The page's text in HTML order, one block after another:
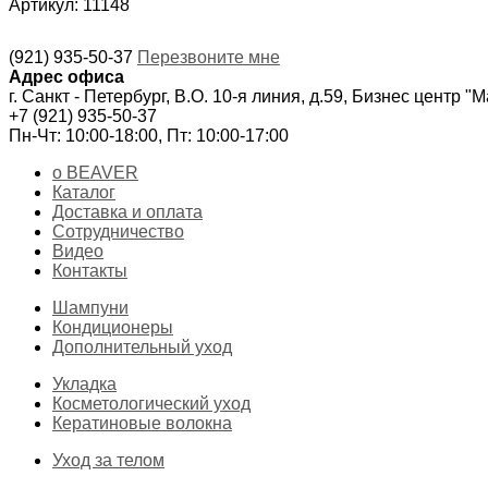
Артикул: 11148
(921) 935-50-37 Перезвоните мне
Адрес офиса
г. Санкт - Петербург, В.О. 10-я линия, д.59, Бизнес центр
+7 (921) 935-50-37
Пн-Чт: 10:00-18:00, Пт: 10:00-17:00
о BEAVER
Каталог
Доставка и оплата
Сотрудничество
Видео
Контакты
Шампуни
Кондиционеры
Дополнительный уход
Укладка
Косметологический уход
Кератиновые волокна
Уход за телом